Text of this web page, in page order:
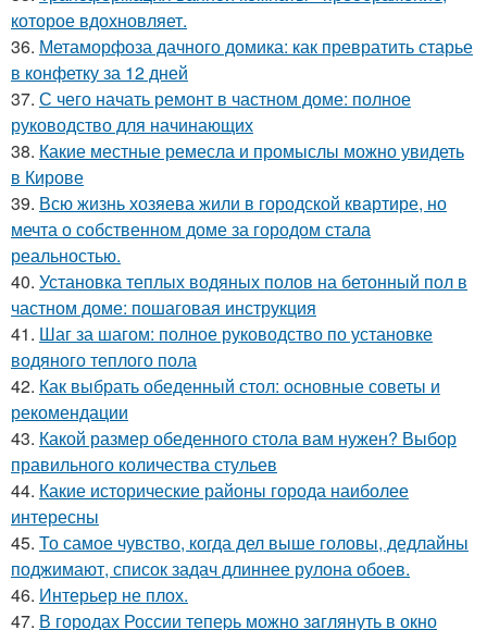
которое вдохновляет.
36. Метаморфоза дачного домика: как превратить старье
в конфетку за 12 дней
37. С чего начать ремонт в частном доме: полное
руководство для начинающих
38. Какие местные ремесла и промыслы можно увидеть
в Кирове
39. Всю жизнь хозяева жили в городской квартире, но
мечта о собственном доме за городом стала
реальностью.
40. Установка теплых водяных полов на бетонный пол в
частном доме: пошаговая инструкция
41. Шаг за шагом: полное руководство по установке
водяного теплого пола
42. Как выбрать обеденный стол: основные советы и
рекомендации
43. Какой размер обеденного стола вам нужен? Выбор
правильного количества стульев
44. Какие исторические районы города наиболее
интересны
45. То самое чувство, когда дел выше головы, дедлайны
поджимают, список задач длиннее рулона обоев.
46. Интерьер не плох.
47. В городах России тепеpь можно зaглянуть в окно